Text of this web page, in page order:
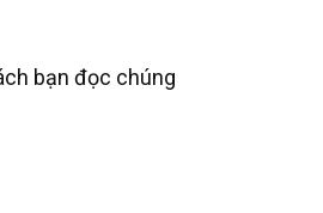
bạn đọc chúng